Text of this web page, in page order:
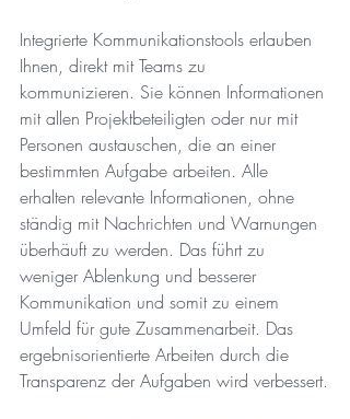
Integrierte Kommunikationstools erlauben
Ihnen, direkt mit Teams zu
kommunizieren. Sie können Informationen
mit allen Projektbeteiligten oder nur mit
Personen austauschen, die an einer
bestimmten Aufgabe arbeiten. Alle
erhalten relevante Informationen, ohne
ständig mit Nachrichten und Warnungen
überhäuft zu werden. Das führt zu
weniger Ablenkung und besserer
Kommunikation und somit zu einem
Umfeld für gute Zusammenarbeit. Das
ergebnisorientierte Arbeiten durch die
Transparenz der Aufgaben wird verbessert.